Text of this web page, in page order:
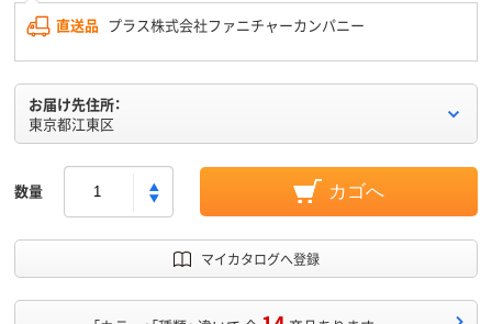
直送品 プラス株式会社ファニチャーカンパニー
お届け先住所：
東京都江東区
数量 カゴへ
マイカタログへ登録